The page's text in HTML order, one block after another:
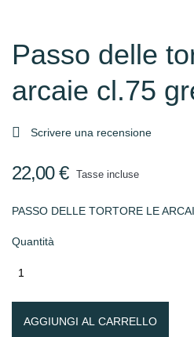
Passo delle
arcaie cl.75
 Scrivere una recensione
22,00 € Tasse incluse
PASSO DELLE TORTORE LE
Quantità
AGGIUNGI AL CARRELLO